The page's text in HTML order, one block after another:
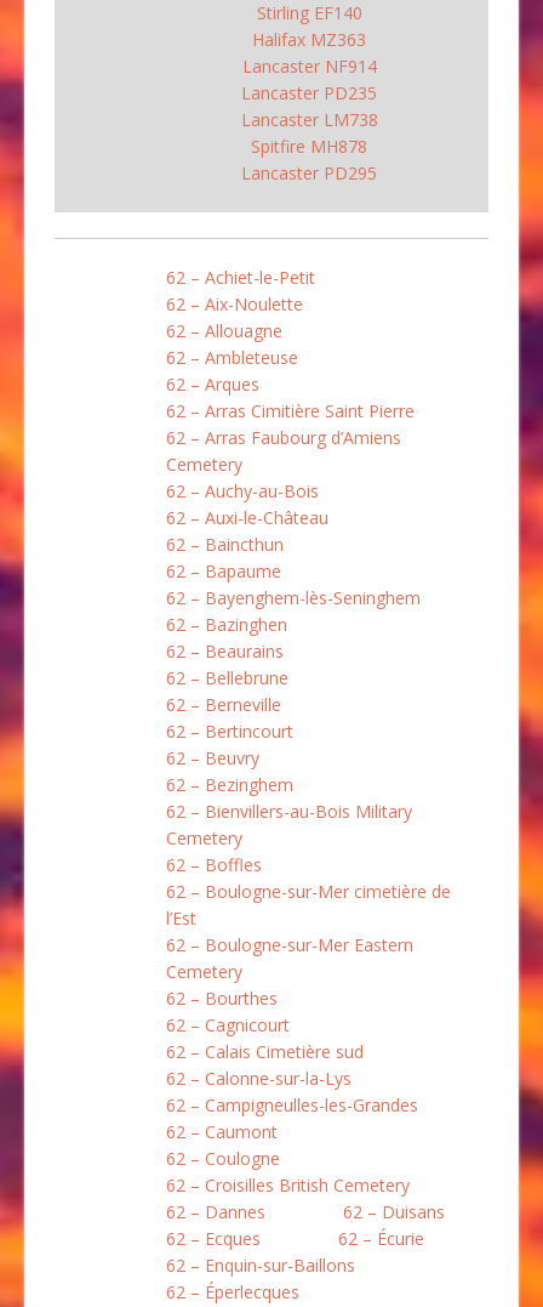
Stirling EF140
Halifax MZ363
Lancaster NF914
Lancaster PD235
Lancaster LM738
Spitfire MH878
Lancaster PD295
62 – Achiet-le-Petit
62 – Aix-Noulette
62 – Allouagne
62 – Ambleteuse
62 – Arques
62 – Arras Cimitière Saint Pierre
62 – Arras Faubourg d’Amiens
Cemetery
62 – Auchy-au-Bois
62 – Auxi-le-Château
62 – Baincthun
62 – Bapaume
62 – Bayenghem-lès-Seninghem
62 – Bazinghen
62 – Beaurains
62 – Bellebrune
62 – Berneville
62 – Bertincourt
62 – Beuvry
62 – Bezinghem
62 – Bienvillers-au-Bois Military
Cemetery
62 – Boffles
62 – Boulogne-sur-Mer cimetière de
l’Est
62 – Boulogne-sur-Mer Eastern
Cemetery
62 – Bourthes
62 – Cagnicourt
62 – Calais Cimetière sud
62 – Calonne-sur-la-Lys
62 – Campigneulles-les-Grandes
62 – Caumont
62 – Coulogne
62 – Croisilles British Cemetery
62 – Dannes
62 – Duisans
62 – Ecques
62 – Écurie
62 – Enquin-sur-Baillons
62 – Éperlecques